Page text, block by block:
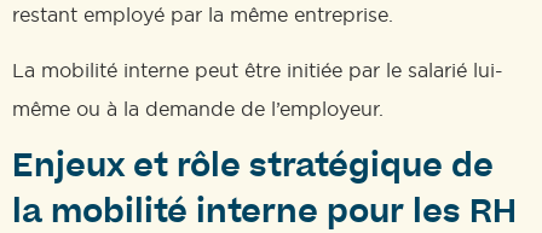
restant employé par la même entreprise.
La mobilité interne peut être initiée par le salarié lui-
même ou à la demande de l’employeur.
Enjeux et rôle stratégique de
la mobilité interne pour les RH